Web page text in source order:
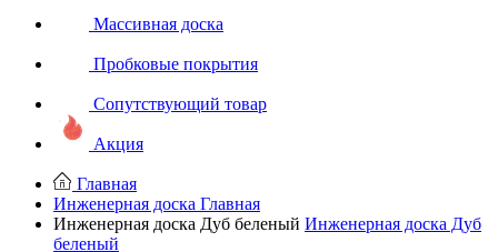
Массивная доска
Пробковые покрытия
Сопутствующий товар
Акция
Главная
Инженерная доска Главная
Инженерная доска Дуб беленый Инженерная доска Дуб
беленый